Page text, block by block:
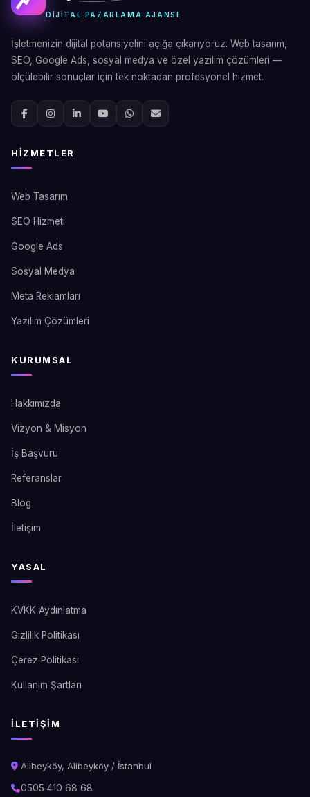
DIJITAL PAZARLAMA AJANSI
İşletmenizin dijital potansiyelini açığa çıkarıyoruz. Web tasarım,
SEO, Google Ads, sosyal medya ve özel yazılım çözümleri —
ölçülebilir sonuçlar için tek noktadan profesyonel hizmet.
HIZMETLER
Web Tasarım
SEO Hizmeti
Google Ads
Sosyal Medya
Meta Reklamları
Yazılım Çözümleri
KURUMSAL
Hakkımızda
Vizyon & Misyon
İş Başvuru
Referanslar
Blog
İletişim
YASAL
KVKK Aydınlatma
Gizlilik Politikası
Çerez Politikası
Kullanım Şartları
İLETIŞIM
Alibeyköy, Alibeyköy / İstanbul
0505 410 68 68